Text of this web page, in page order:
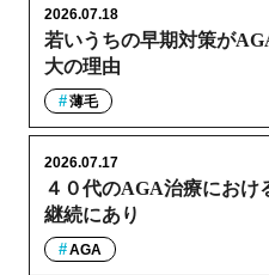
若いうちの早期対策が
大の理由
2026.07.18
薄毛
４０代のAGA治療におけ
継続にあり
2026.07.17
AGA